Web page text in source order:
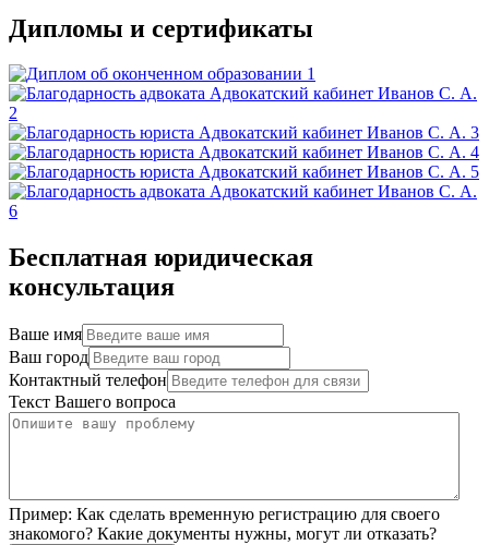
Дипломы и сертификаты
Бесплатная юридическая
консультация
Ваше имя
Ваш город
Контактный телефон
Текст Вашего вопроса
Пример: Как сделать временную регистрацию для своего
знакомого? Какие документы нужны, могут ли отказать?